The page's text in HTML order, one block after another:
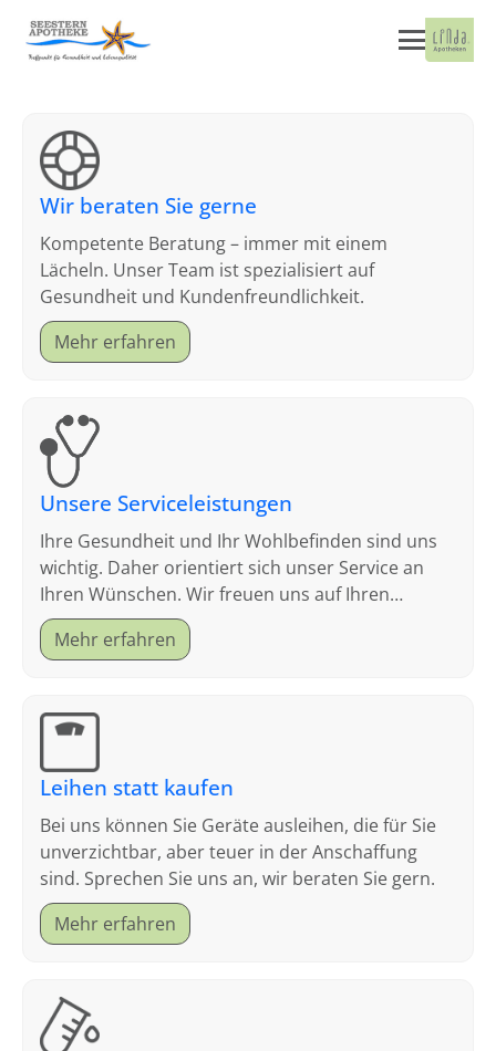
Wir beraten Sie gerne
Kompetente Beratung – immer mit einem
Lächeln. Unser Team ist spezialisiert auf
Gesundheit und Kundenfreundlichkeit.
Mehr erfahren
Unsere Serviceleistungen
Ihre Gesundheit und Ihr Wohlbefinden sind uns
wichtig. Daher orientiert sich unser Service an
Ihren Wünschen. Wir freuen uns auf Ihren
Besuch.
Mehr erfahren
Leihen statt kaufen
Bei uns können Sie Geräte ausleihen, die für Sie
unverzichtbar, aber teuer in der Anschaffung
sind. Sprechen Sie uns an, wir beraten Sie gern.
Mehr erfahren